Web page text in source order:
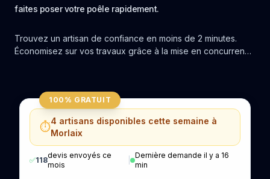
faites poser votre poêle rapidement.
Trouvez un artisan de confiance en moins de 2 minutes.
Économisez sur vos travaux grâce à la mise en concurrence
100% GRATUIT
⏱️4 artisans disponibles cette semaine à
Morlaix
✅118
devis envoyés ce
mois
|
Dernière demande il y a 16
min